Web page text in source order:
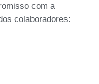
com a
colaboradores: